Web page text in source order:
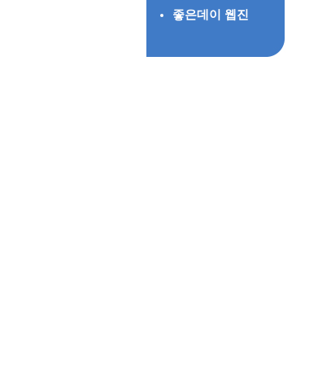
좋은데이 웹진